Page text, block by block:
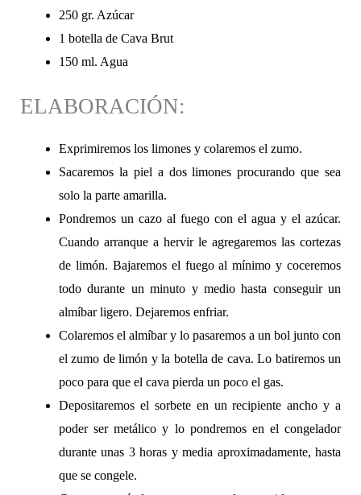
250 gr. Azúcar
1 botella de Cava Brut
150 ml. Agua
ELABORACIÓN:
Exprimiremos los limones y colaremos el zumo.
Sacaremos la piel a dos limones procurando que sea
solo la parte amarilla.
Pondremos un cazo al fuego con el agua y el azúcar.
Cuando arranque a hervir le agregaremos las cortezas
de limón. Bajaremos el fuego al mínimo y coceremos
todo durante un minuto y medio hasta conseguir un
almíbar ligero. Dejaremos enfriar.
Colaremos el almíbar y lo pasaremos a un bol junto con
el zumo de limón y la botella de cava. Lo batiremos un
poco para que el cava pierda un poco el gas.
Depositaremos el sorbete en un recipiente ancho y a
poder ser metálico y lo pondremos en el congelador
durante unas 3 horas y media aproximadamente, hasta
que se congele.